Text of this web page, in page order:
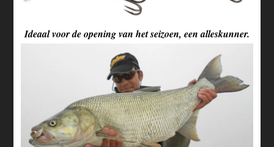
Ideaal voor de opening van het seizoen, een alleskunner.